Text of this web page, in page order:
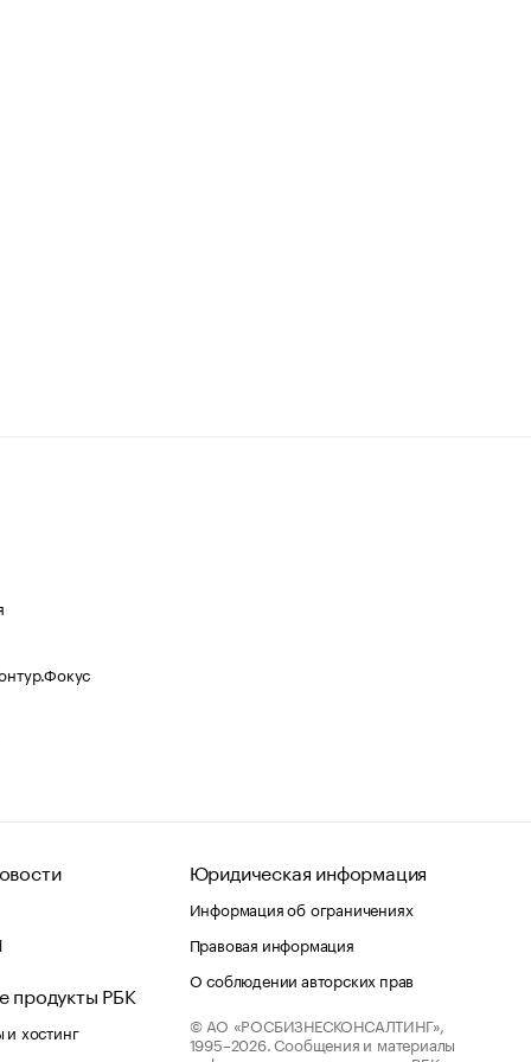
продукты РБК
хостинг
Юридическая информация
Информация об ограничениях
Правовая информация
О соблюдении авторских прав
© АО «РОСБИЗНЕСКОНСАЛТИНГ»,
1995–2026. Сообщения и материалы